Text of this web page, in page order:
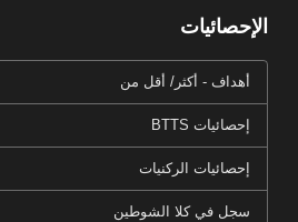
الإحصائيات
أهداف - أكثر/ أقل من
إحصائيات BTTS
إحصائيات الركنيات
سجل في كلا الشوطين